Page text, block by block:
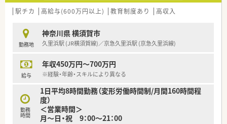
駅チカ 高給与(600万円以上) 教育制度あり 高収入
勤務地
神奈川県 横須賀市
久里浜駅 (JR横須賀線)／京急久里浜駅 (京急久里浜線)
給与
年収450万円～700万円
※経験・年齢・スキルにより異なる
勤務
時間
1日平均8時間勤務（変形労働時間制/月間160時間程
度）
＜営業時間＞
月～日・祝 9：00～21：00